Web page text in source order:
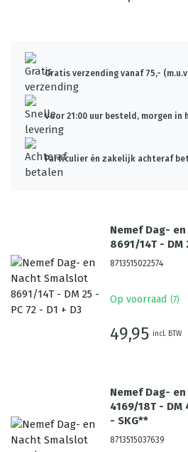
Gratis verzending vanaf 75,-
Voor 21:00 uur besteld, morgen in
Particulier én zakelijk achteraf
Nemef Dag-
8691/14T - DM
8713515022574
Op voorraad (7)
49,95 incl. BTW
Nemef Dag-
4169/18T -
- SKG**
8713515037639